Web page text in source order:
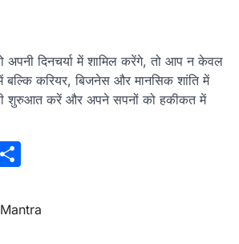
दिनचर्या में शामिल करेंगे, तो आप न केवल
बल्कि करियर, बिजनेस और मानसिक शांति में
शुरुआत करें और अपने सपनों को हकीकत में